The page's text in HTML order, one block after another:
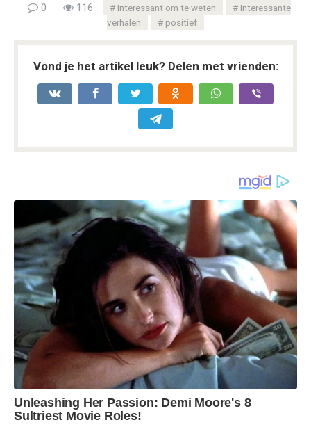
0 116 Interessant om te weten
Interessante
verhalen
positief
Vond je het artikel leuk? Delen met vrienden: